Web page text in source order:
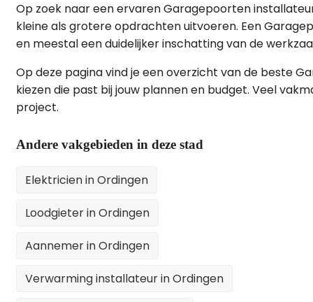
Op zoek naar een ervaren Garagepoorten
kleine als grotere opdrachten uitvoeren. Een
en meestal een duidelijker inschatting van de
Op deze pagina vind je een overzicht van de beste
kiezen die past bij jouw plannen en budget. Veel
project.
Andere vakgebieden in deze stad
Elektricien in Ordingen
Loodgieter in Ordingen
Aannemer in Ordingen
Verwarming installateur in Ordingen